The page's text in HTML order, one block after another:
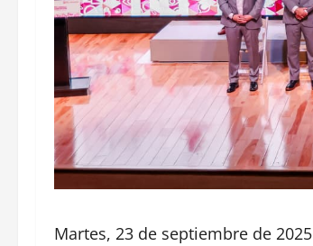
Martes, 23 de septiembre de 2025